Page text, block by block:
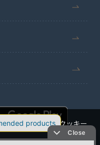
性向上のためにクッキー